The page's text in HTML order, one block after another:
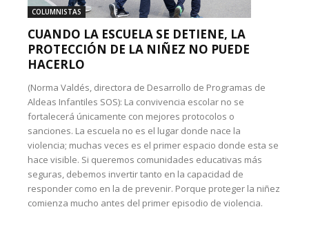
COLUMNISTAS
CUANDO LA ESCUELA SE DETIENE, LA
PROTECCIÓN DE LA NIÑEZ NO PUEDE
HACERLO
(Norma Valdés, directora de Desarrollo de Programas de
Aldeas Infantiles SOS): La convivencia escolar no se
fortalecerá únicamente con mejores protocolos o
sanciones. La escuela no es el lugar donde nace la
violencia; muchas veces es el primer espacio donde esta se
hace visible. Si queremos comunidades educativas más
seguras, debemos invertir tanto en la capacidad de
responder como en la de prevenir. Porque proteger la niñez
comienza mucho antes del primer episodio de violencia.